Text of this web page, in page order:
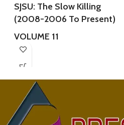
SJSU: The Slow Killing
(2008-2006 To Present)
VOLUME 11
This book contains several
instances of collective
injustice
from San Jose State
University, the Computer
Engineering